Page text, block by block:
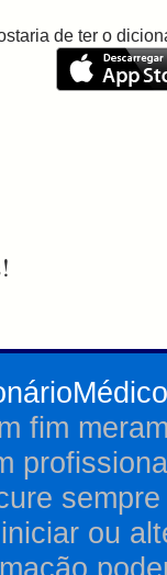
de ter o
fim
ou